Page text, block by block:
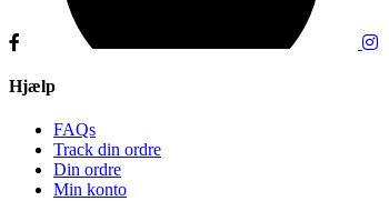
Hjælp
FAQs
Track din ordre
Din ordre
Min konto